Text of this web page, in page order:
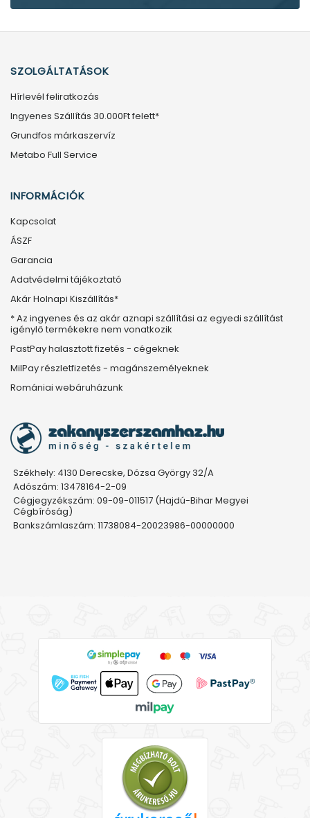
SZOLGÁLTATÁSOK
Hírlevél feliratkozás
Ingyenes Szállítás 30.000Ft felett*
Grundfos márkaszervíz
Metabo Full Service
INFORMÁCIÓK
Kapcsolat
ÁSZF
Garancia
Adatvédelmi tájékoztató
Akár Holnapi Kiszállítás*
* Az ingyenes és az akár aznapi szállítási az egyedi szállítást
igénylő termékekre nem vonatkozik
PastPay halasztott fizetés - cégeknek
MilPay részletfizetés - magánszemélyeknek
Romániai webáruházunk
Székhely: 4130 Derecske, Dózsa György 32/A
Adószám: 13478164-2-09
Cégjegyzékszám: 09-09-011517 (Hajdú-Bihar Megyei
Cégbíróság)
Bankszámlaszám: 11738084-20023986-00000000